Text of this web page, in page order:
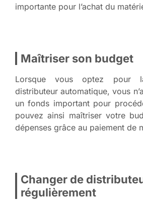
importante pour l’achat du
Maîtriser son budget
Lorsque vous optez pour
distributeur automatique, vous
un fonds important pour
pouvez ainsi maîtriser votre
dépenses grâce au paiement de
Changer de
régulièrement